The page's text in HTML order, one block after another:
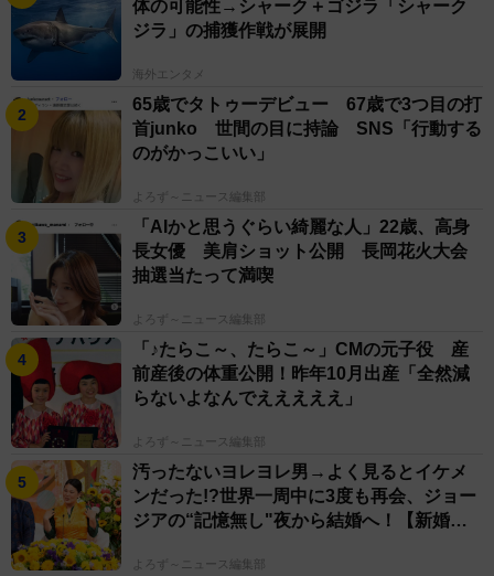
体の可能性→シャーク＋ゴジラ「シャーク
ジラ」の捕獲作戦が展開
海外エンタメ
65歳でタトゥーデビュー 67歳で3つ目の打
首junko 世間の目に持論 SNS「行動する
のがかっこいい」
よろず～ニュース編集部
「AIかと思うぐらい綺麗な人」22歳、高身
長女優 美肩ショット公開 長岡花火大会
抽選当たって満喫
よろず～ニュース編集部
「♪たらこ～、たらこ～」CMの元子役 産
前産後の体重公開！昨年10月出産「全然減
らないよなんでえええええ」
よろず～ニュース編集部
汚ったないヨレヨレ男→よく見るとイケメ
ンだった!?世界一周中に3度も再会、ジョー
ジアの“記憶無し"夜から結婚へ！【新婚さ
よろず～ニュース編集部